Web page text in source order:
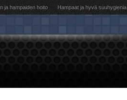
ja hampaiden hoito Hampaat ja hyvä suuhygienia